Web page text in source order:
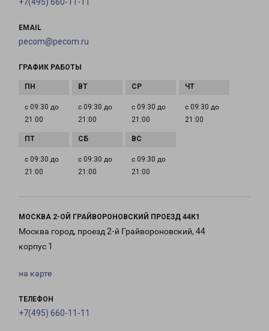
+7(495) 660-11-11
EMAIL
pecom@pecom.ru
ГРАФИК РАБОТЫ
с 09:30 до
21:00
с 09:30 до
21:00
с 09:30 до
21:00
с 09:30 до
21:00
с 09:30 до
21:00
с 09:30 до
21:00
с 09:30 до
21:00
МОСКВА 2-ОЙ ГРАЙВОРОНОВСКИЙ ПРОЕЗД 44К1
Москва город, проезд 2-й Грайвороновский, 44
корпус 1
на карте
ТЕЛЕФОН
+7(495) 660-11-11